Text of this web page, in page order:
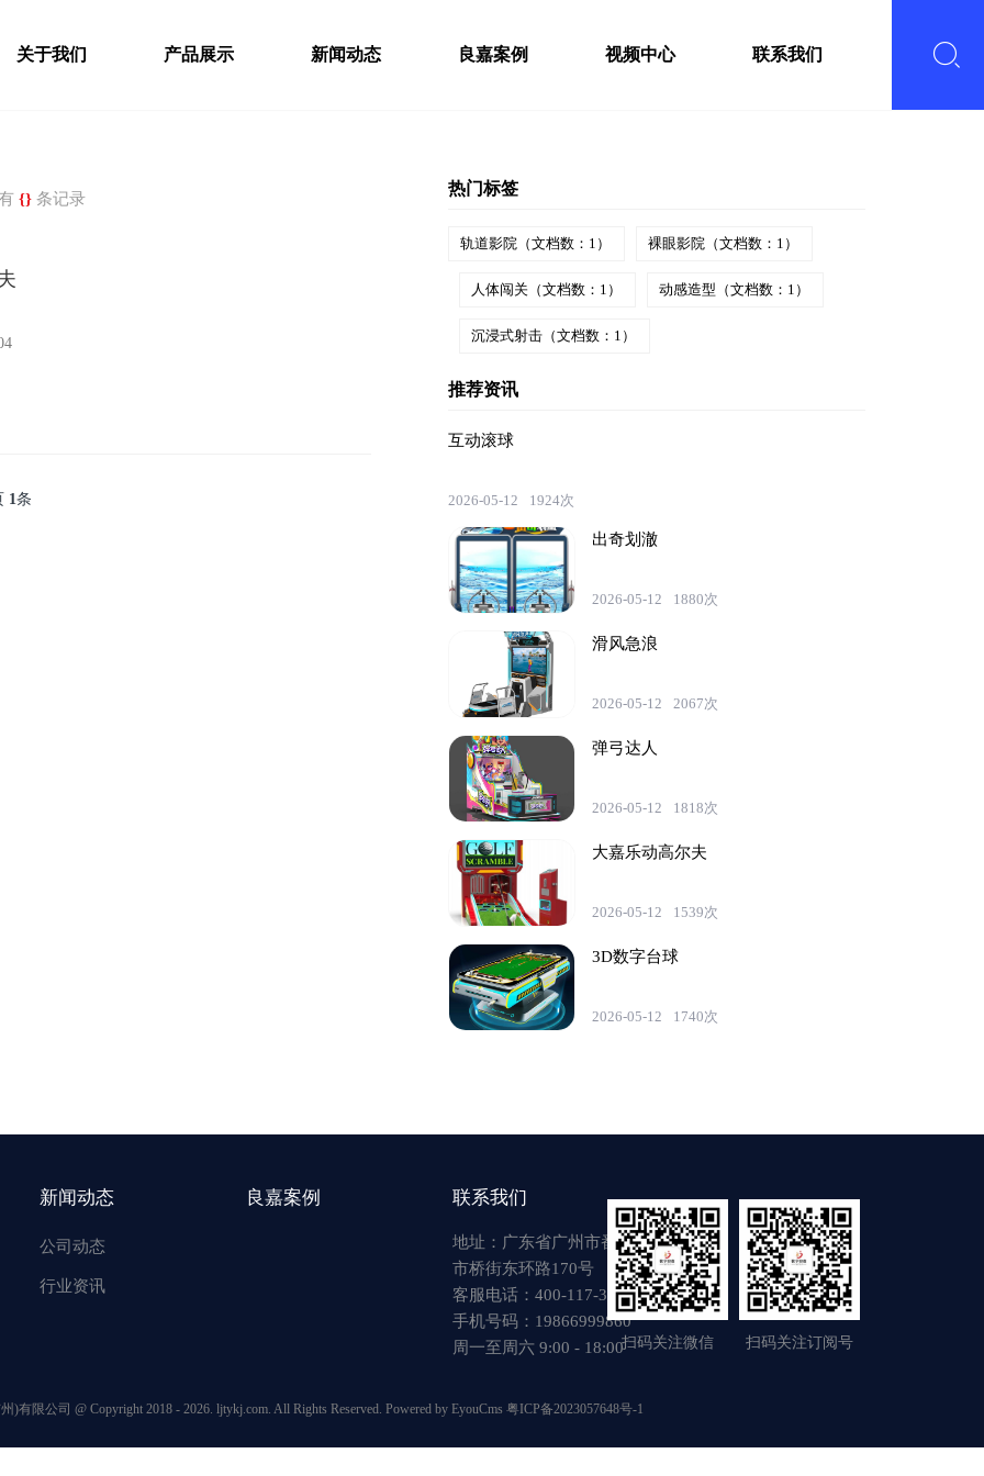
关于我们 产品展示 新闻动态 良嘉案例 视频中心 联系我们
{}条记录
1条
热门标签
轨道影院（文档数：1） 裸眼影院（文档数：1）
人体闯关（文档数：1） 动感造型（文档数：1）
沉浸式射击（文档数：1）
推荐资讯
互动滚球
2026-05-12 1924次
出奇划澈
2026-05-12 1880次
滑风急浪
2026-05-12 2067次
弹弓达人
2026-05-12 1818次
大嘉乐动高尔夫
2026-05-12 1539次
3D数字台球
2026-05-12 1740次
新闻动态
公司动态
行业资讯
良嘉案例 联系我们
地址：广东省广州市番禺区
市桥街东环路170号
客服电话：400-117-3917
手机号码：19866999860
周一至周六 9:00 - 18:00扫码关注微信 扫码关注订阅号
有限公司 @ Copyright 2018 - 2026. ljtykj.com. All Rights Reserved. Powered by EyouCms 粤ICP备2023057648号-1